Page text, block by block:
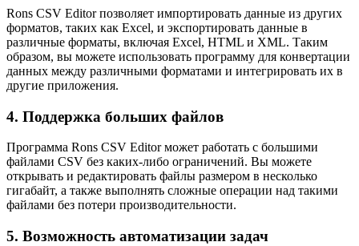
Rons CSV Editor позволяет импортировать данные из других
форматов, таких как Excel, и экспортировать данные в
различные форматы, включая Excel, HTML и XML. Таким
образом, вы можете использовать программу для конвертации
данных между различными форматами и интегрировать их в
другие приложения.
4. Поддержка больших файлов
Программа Rons CSV Editor может работать с большими
файлами CSV без каких-либо ограничений. Вы можете
открывать и редактировать файлы размером в несколько
гигабайт, а также выполнять сложные операции над такими
файлами без потери производительности.
5. Возможность автоматизации задач